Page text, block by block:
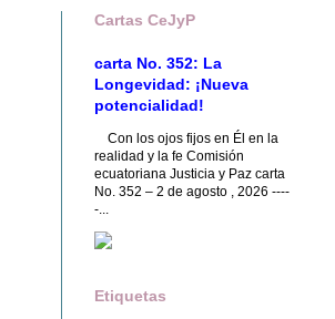
Cartas CeJyP
carta No. 352: La
Longevidad: ¡Nueva
potencialidad!
Con los ojos fijos en Él en la
realidad y la fe Comisión
ecuatoriana Justicia y Paz carta
No. 352 – 2 de agosto , 2026 ----
-...
Etiquetas